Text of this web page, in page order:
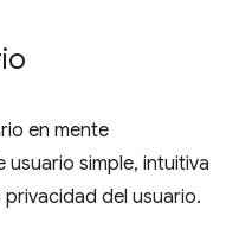
en mente
simple, intuitiva
del usuario.